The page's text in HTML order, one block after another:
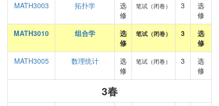
MATH3003
拓扑学
选
修
笔试（闭卷） 3
选
修
MATH3010
组合学
选
修
笔试（闭卷） 3
选
修
MATH3005
数理统计
选
修
笔试（闭卷） 3
选
修
3春